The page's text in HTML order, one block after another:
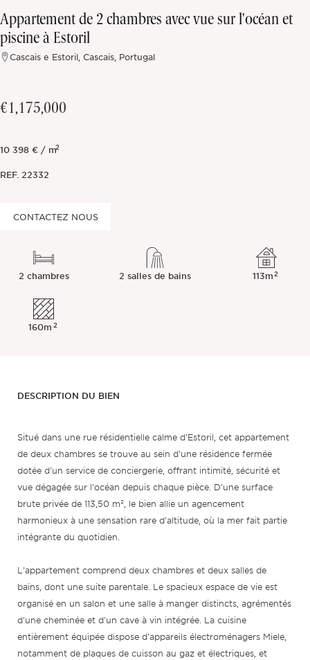
Appartement de 2 chambres avec vue sur l'océan et
piscine à Estoril
Cascais e Estoril, Cascais, Portugal
€1,175,000
10 398 € / m2
REF. 22332
2 chambres 2 salles de bains 113m2
160m2
CONTACTEZ NOUS
DESCRIPTION DU BIEN
Situé dans une rue résidentielle calme d'Estoril, cet appartement
de deux chambres se trouve au sein d'une résidence fermée
dotée d'un service de conciergerie, offrant intimité, sécurité et
vue dégagée sur l'océan depuis chaque pièce. D'une surface
brute privée de 113,50 m², le bien allie un agencement
harmonieux à une sensation rare d'altitude, où la mer fait partie
intégrante du quotidien.
L'appartement comprend deux chambres et deux salles de
bains, dont une suite parentale. Le spacieux espace de vie est
organisé en un salon et une salle à manger distincts, agrémentés
d'une cheminée et d'un cave à vin intégrée. La cuisine
entièrement équipée dispose d'appareils électroménagers Miele,
notamment de plaques de cuisson au gaz et électriques, et
Hors marché
Toutes les propriétés